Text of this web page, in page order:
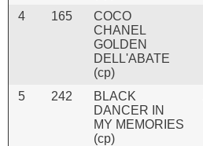
4
165
COCO
CHANEL
GOLDEN
DELL'ABATE
(cp)
5 242
BLACK
DANCER IN
MY MEMORIES
(cp)